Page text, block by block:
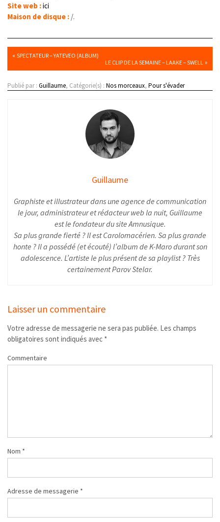
Site web :ici
Maison de disque : /.
« SPECTATEUR – YATEVEO (ALBUM)
LE CLIP DE LA SEMAINE – LAAKE – SWELL »
Publié par : Guillaume, Catégorie(s) : Nos morceaux, Pour s'évader
Guillaume
Graphiste et illustrateur dans une agence de communication
le jour, administrateur et rédacteur web la nuit, Guillaume
est le fondateur du site Amnusique.
Sa plus grande fierté ? Il est Carolomacérien. Sa plus grande
honte ? Il a possédé (et écouté) l’album de K-Maro durant son
adolescence. L’artiste le plus présent de sa playlist ? Très
certainement Parov Stelar.
Laisser un commentaire
Votre adresse de messagerie ne sera pas publiée. Les champs
obligatoires sont indiqués avec *
Commentaire
Nom *
Adresse de messagerie *